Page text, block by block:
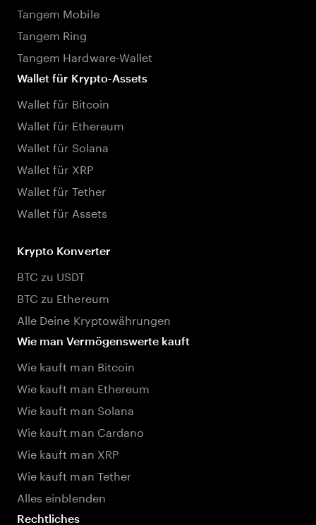
Tangem Mobile
Tangem Ring
Tangem Hardware-Wallet
Wallet für Krypto-Assets
Wallet für Bitcoin
Wallet für Ethereum
Wallet für Solana
Wallet für XRP
Wallet für Tether
Wallet für Assets
Krypto Konverter
BTC zu USDT
BTC zu Ethereum
Alle Deine Kryptowährungen
Wie man Vermögenswerte kauft
Wie kauft man Bitcoin
Wie kauft man Ethereum
Wie kauft man Solana
Wie kauft man Cardano
Wie kauft man XRP
Wie kauft man Tether
Alles einblenden
Rechtliches